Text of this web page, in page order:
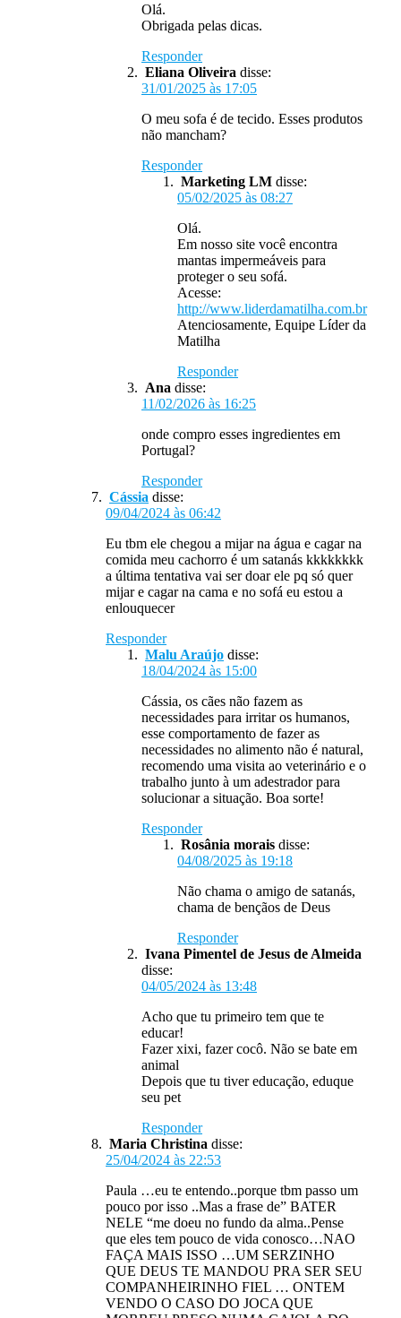
Olá.
Obrigada pelas dicas.
Responder
Eliana Oliveira disse:
31/01/2025 às 17:05
O meu sofa é de tecido. Esses produtos
não mancham?
Responder
Marketing LM disse:
05/02/2025 às 08:27
Olá.
Em nosso site você encontra
mantas impermeáveis para
proteger o seu sofá.
Acesse:
http://www.liderdamatilha.com.br
Atenciosamente, Equipe Líder da
Matilha
Responder
Ana disse:
11/02/2026 às 16:25
onde compro esses ingredientes em
Portugal?
Responder
Cássia disse:
09/04/2024 às 06:42
Eu tbm ele chegou a mijar na água e cagar na
comida meu cachorro é um satanás kkkkkkkk
a última tentativa vai ser doar ele pq só quer
mijar e cagar na cama e no sofá eu estou a
enlouquecer
Responder
Malu Araújo disse:
18/04/2024 às 15:00
Cássia, os cães não fazem as
necessidades para irritar os humanos,
esse comportamento de fazer as
necessidades no alimento não é natural,
recomendo uma visita ao veterinário e o
trabalho junto à um adestrador para
solucionar a situação. Boa sorte!
Responder
Rosânia morais disse:
04/08/2025 às 19:18
Não chama o amigo de satanás,
chama de bençãos de Deus
Responder
Ivana Pimentel de Jesus de Almeida
disse:
04/05/2024 às 13:48
Acho que tu primeiro tem que te
educar!
Fazer xixi, fazer cocô. Não se bate em
animal
Depois que tu tiver educação, eduque
seu pet
Responder
Maria Christina disse:
25/04/2024 às 22:53
Paula …eu te entendo..porque tbm passo um
pouco por isso ..Mas a frase de” BATER
NELE “me doeu no fundo da alma..Pense
que eles tem pouco de vida conosco…NAO
FAÇA MAIS ISSO …UM SERZINHO
QUE DEUS TE MANDOU PRA SER SEU
COMPANHEIRINHO FIEL … ONTEM
VENDO O CASO DO JOCA QUE